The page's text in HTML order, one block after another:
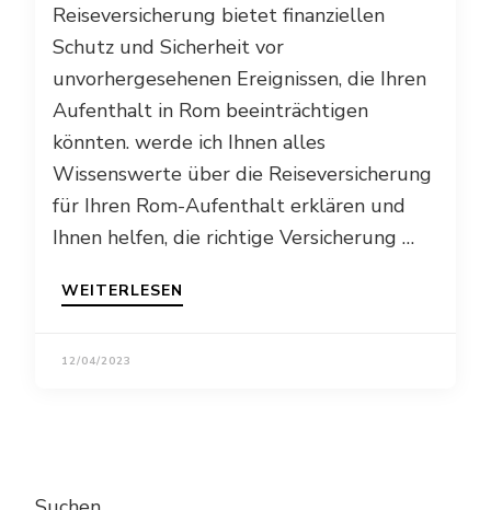
Reiseversicherung bietet finanziellen
Schutz und Sicherheit vor
unvorhergesehenen Ereignissen, die Ihren
Aufenthalt in Rom beeinträchtigen
könnten. werde ich Ihnen alles
Wissenswerte über die Reiseversicherung
für Ihren Rom-Aufenthalt erklären und
Ihnen helfen, die richtige Versicherung …
WEITERLESEN
12/04/2023